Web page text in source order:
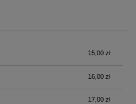
płatności
15,00 zł
16,00 zł
17,00 zł